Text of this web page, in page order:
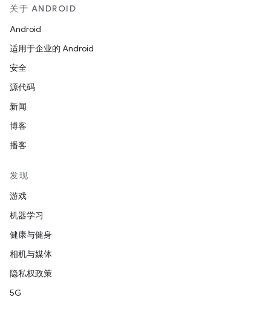
关于 ANDROID
Android
适用于企业的 Android
安全
源代码
新闻
博客
播客
发现
游戏
机器学习
健康与健身
相机与媒体
隐私权政策
5G